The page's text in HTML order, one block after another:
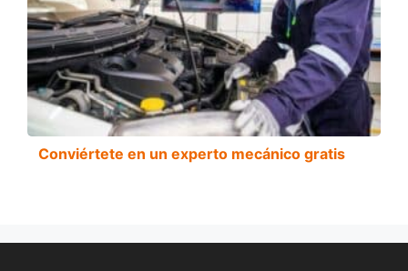
Conviértete en un experto mecánico gratis